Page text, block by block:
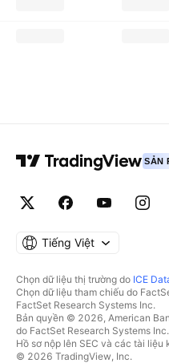
SẢN
Tiếng Việt
Chọn dữ liệu thị trường do ICE
Chọn dữ liệu tham chiếu do
FactSet Research Systems Inc.
Bản quyền © 2026, American
do FactSet Research Systems
Hồ sơ nộp lên SEC và các tài liệu
© 2026 TradingView, Inc.